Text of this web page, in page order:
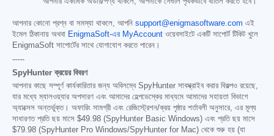
আপনার কোনো প্রশ্ন বা সমস্যা থাকলে, আপনি support@enigmasoftware.com এই
ইমেল ঠিকানায় অথবা EnigmaSoft-এর MyAccount ওয়েবসাইটে একটি সাপোর্ট টিকিট খুলে
EnigmaSoft সাপোর্টের সাথে যোগাযোগ করতে পারেন।
-----
SpyHunter ক্রয়ের বিবরণ
আপনার কাছে সম্পূর্ণ কার্যকারিতার জন্য অবিলম্বে SpyHunter সাবস্ক্রাইব করার বিকল্পও রয়েছে,
যার মধ্যে ম্যালওয়্যার অপসারণ এবং আমাদের হেল্পডেস্কের মাধ্যমে আমাদের সহায়তা বিভাগে
অ্যাক্সেস অন্তর্ভুক্ত। অফারিং সামগ্রী এবং রেজিস্ট্রেশন/ক্রয় পৃষ্ঠার শর্তাবলী অনুসারে, এর মূল্য
সাধারণত প্রতি ছয় মাসে $49.98 (SpyHunter Basic Windows) এবং প্রতি ছয় মাসে
$79.98 (SpyHunter Pro Windows/SpyHunter for Mac) থেকে শুরু হয় (যা